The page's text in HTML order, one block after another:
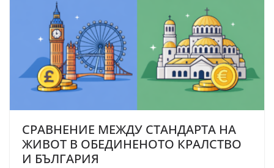
СРАВНЕНИЕ МЕЖДУ СТАНДАРТА НА
ЖИВОТ В ОБЕДИНЕНОТО КРАЛСТВО
И БЪЛГАРИЯ